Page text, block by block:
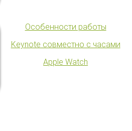
Особенности работы
Keynote совместно с часами
Apple Watch